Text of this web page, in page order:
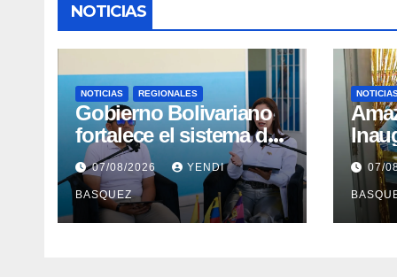
NOTICIAS
NOTICIAS REGIONALES
Gobierno Bolivariano
fortalece el sistema de
salud en Aragua con la
reinauguración del CDI
La Mora
07/08/2026 YENDI
BASQUEZ
II 07/